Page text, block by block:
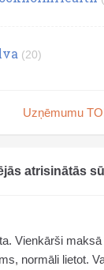
(20)
Uzņēmumu
atrisinātās
Vienkārši
normāli lietot.